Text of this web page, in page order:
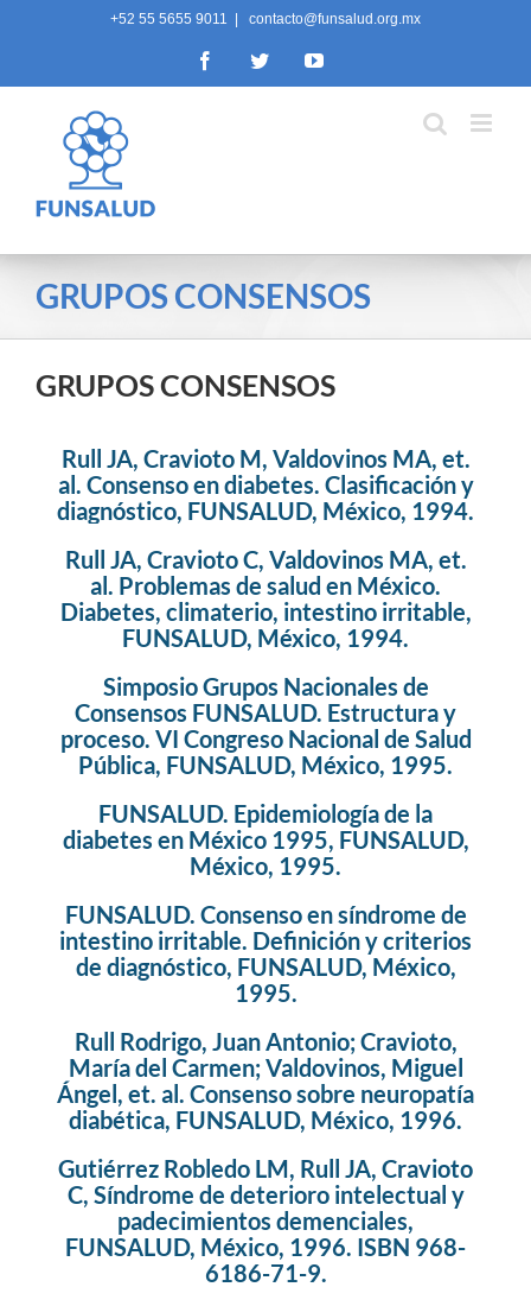
+52 55 5655 9011 contacto@funsalud.org.mx
FacebookTwitterYouTube
GRUPOS CONSENSOS
GRUPOS CONSENSOS
Rull JA, Cravioto M, Valdovinos MA, et.
al. Consenso en diabetes. Clasificación y
diagnóstico, FUNSALUD, México, 1994.
Rull JA, Cravioto C, Valdovinos MA, et.
al. Problemas de salud en México.
Diabetes, climaterio, intestino irritable,
FUNSALUD, México, 1994.
Simposio Grupos Nacionales de
Consensos FUNSALUD. Estructura y
proceso. VI Congreso Nacional de Salud
Pública, FUNSALUD, México, 1995.
FUNSALUD. Epidemiología de la
diabetes en México 1995, FUNSALUD,
México, 1995.
FUNSALUD. Consenso en síndrome de
intestino irritable. Definición y criterios
de diagnóstico, FUNSALUD, México,
1995.
Rull Rodrigo, Juan Antonio; Cravioto,
María del Carmen; Valdovinos, Miguel
Ángel, et. al. Consenso sobre neuropatía
diabética, FUNSALUD, México, 1996.
Gutiérrez Robledo LM, Rull JA, Cravioto
C, Síndrome de deterioro intelectual y
padecimientos demenciales,
FUNSALUD, México, 1996. ISBN 968-
6186-71-9.